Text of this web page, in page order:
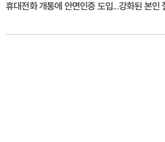
휴대전화 개통에 안면인증 도입...강화된 본인